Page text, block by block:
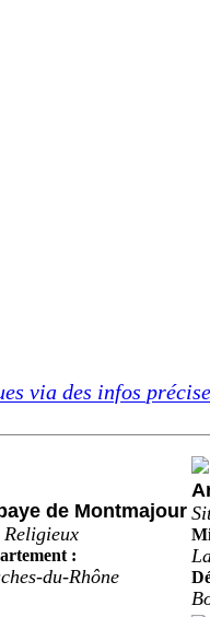
via des infos
de Montmajour
Religieux
:
du-Rhône